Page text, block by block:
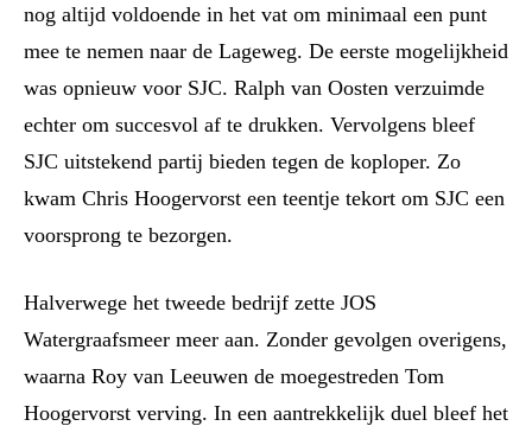
nog altijd voldoende in het vat om minimaal een punt
mee te nemen naar de Lageweg. De eerste mogelijkheid
was opnieuw voor SJC. Ralph van Oosten verzuimde
echter om succesvol af te drukken. Vervolgens bleef
SJC uitstekend partij bieden tegen de koploper. Zo
kwam Chris Hoogervorst een teentje tekort om SJC een
voorsprong te bezorgen.
Halverwege het tweede bedrijf zette JOS
Watergraafsmeer meer aan. Zonder gevolgen overigens,
waarna Roy van Leeuwen de moegestreden Tom
Hoogervorst verving. In een aantrekkelijk duel bleef het